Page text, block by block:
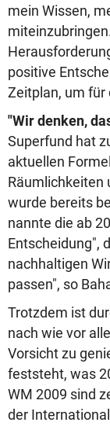
mein Wissen,
positive
Zeitplan, um für
"Wir denken,
Superfund hat
aktuellen
Räumlichkeiten
wurde bereits
nannte die ab
Entscheidung",
nachhaltigen
passen", so
Trotzdem ist
nach wie vor
Vorsicht zu
feststeht, was
WM 2009 sind
der